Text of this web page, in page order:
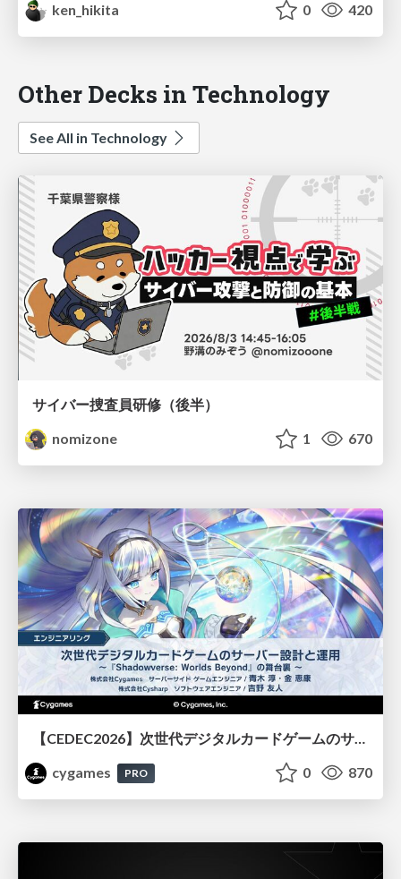
ken_hikita
0 420
Other Decks in Technology
See All in Technology
サイバー捜査員研修（後半）
nomizone
1 670
【CEDEC2026】次世代デジタルカードゲームのサーバー設計と運用 〜『Shadowverse: Worlds Beyond』の舞台裏～
cygames
PRO 0 870